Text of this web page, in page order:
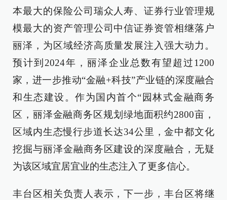
本最大的保险公司瑞众人寿、证券行业管理规
模最大的资产管理公司中信证券资管相继落户
丽泽，为区域经济高质量发展注入强大动力。
预计到2024年，丽泽企业总数有望超过1200
家，进一步推动“金融+科技”产业链的深度融合
和生态建设。作为国内首个“园林式金融商务
区，丽泽金融商务区规划绿地面积约2800亩，
区域内生态慢行步道长达34公里，金中都文化
挖掘与丽泽金融商务区建设的深度融合，无疑
为该区域宜居宜业的生态注入了更多信心。
丰台区相关负责人表示，下一步，丰台区将继